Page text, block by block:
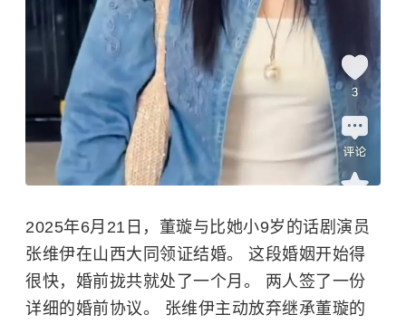
2025年6月21日， 董璇与比她小9岁的话剧演员
张维伊在山西大同领证结婚。 这段婚姻开始得
很快，婚前拢共就处了一个月。 两人签了一份
详细的婚前协议。 张维伊主动放弃继承董璇的